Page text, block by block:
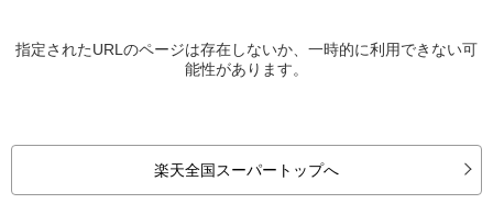
指定されたURLのページは存在しないか、一時的に利用できない可
能性があります。
楽天全国スーパートップへ